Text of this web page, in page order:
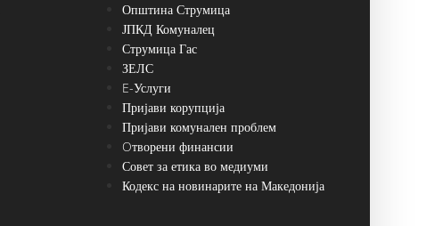
Општина Струмица
ЈПКД Комуналец
Струмица Гас
ЗЕЛС
E-Услуги
Пријави корупција
Пријави комунален проблем
Oтворени финансии
Совет за етика во медиуми
Кодекс на новинарите на Македонија